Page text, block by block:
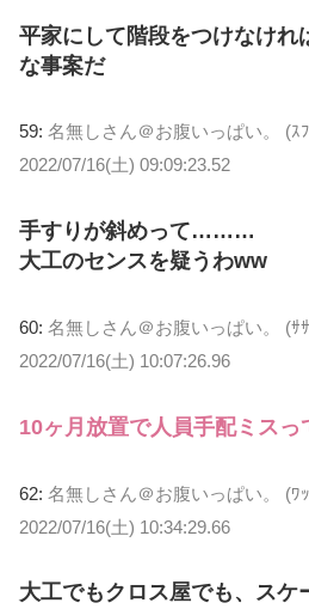
平家にして階段をつけなけれ
な事案だ
59: 名無しさん＠お腹いっぱい。 (ｽ
2022/07/16(土) 09:09:23.52
手すりが斜めって………
大工のセンスを疑うわww
60: 名無しさん＠お腹いっぱい。 (ｻ
2022/07/16(土) 10:07:26.96
10ヶ月放置で人員手配ミスっ
62: 名無しさん＠お腹いっぱい。 (ﾜ
2022/07/16(土) 10:34:29.66
大工でもクロス屋でも、スケ